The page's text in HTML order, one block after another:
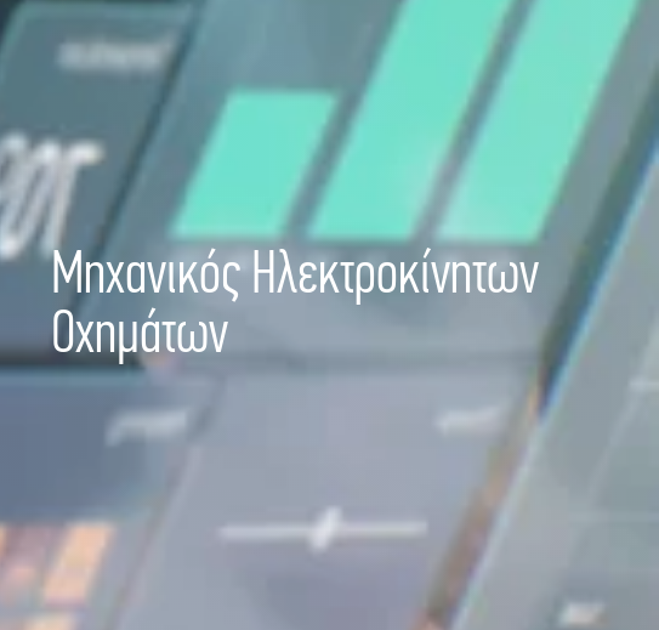
Μηχανικός Ηλεκτροκίνητων
Οχημάτων